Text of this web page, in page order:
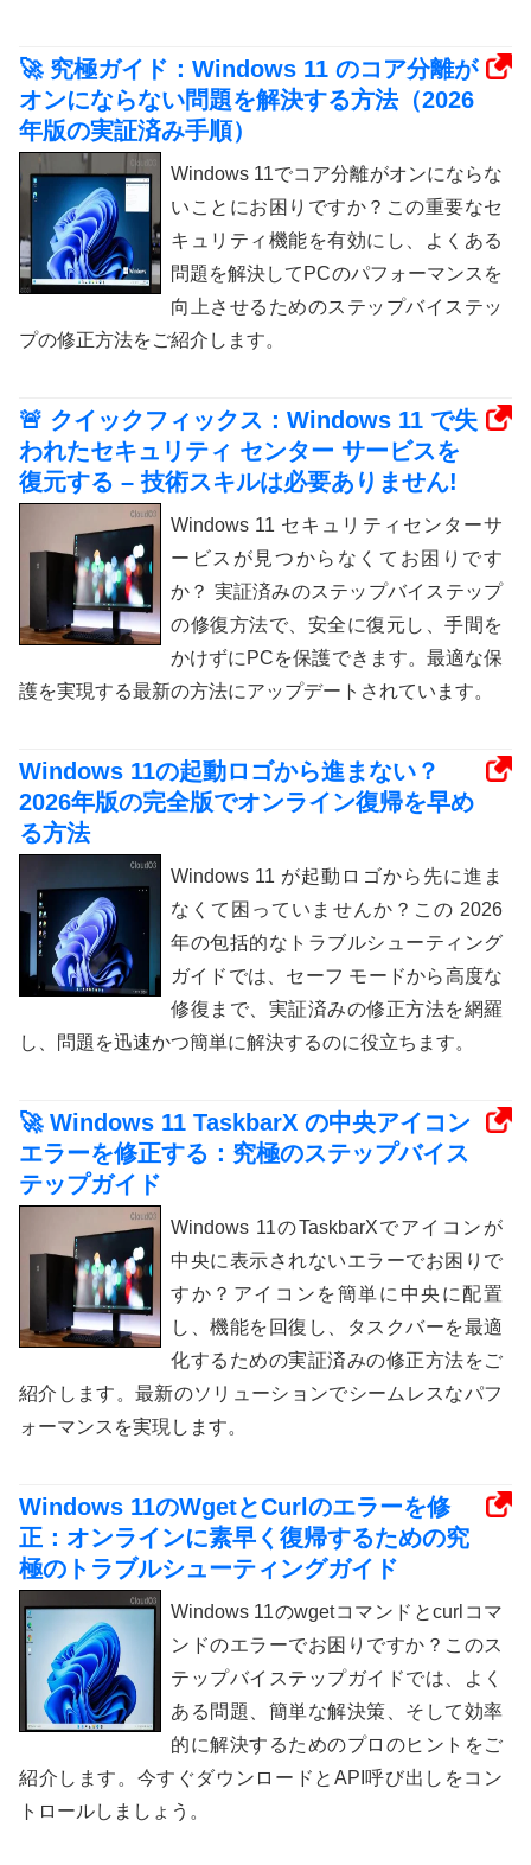
🚀 究極ガイド：Windows 11 のコア分離が
オンにならない問題を解決する方法（2026
年版の実証済み手順）
Windows 11でコア分離がオンにならな
いことにお困りですか？この重要なセ
キュリティ機能を有効にし、よくある
問題を解決してPCのパフォーマンスを
向上させるためのステップバイステッ
プの修正方法をご紹介します。
🚨 クイックフィックス：Windows 11 で失
われたセキュリティ センター サービスを
復元する – 技術スキルは必要ありません!
Windows 11 セキュリティセンターサ
ービスが見つからなくてお困りです
か？ 実証済みのステップバイステップ
の修復方法で、安全に復元し、手間を
かけずにPCを保護できます。最適な保
護を実現する最新の方法にアップデートされています。
Windows 11の起動ロゴから進まない？
2026年版の完全版でオンライン復帰を早め
る方法
Windows 11 が起動ロゴから先に進ま
なくて困っていませんか？この 2026
年の包括的なトラブルシューティング
ガイドでは、セーフ モードから高度な
修復まで、実証済みの修正方法を網羅
し、問題を迅速かつ簡単に解決するのに役立ちます。
🚀 Windows 11 TaskbarX の中央アイコン
エラーを修正する：究極のステップバイス
テップガイド
Windows 11のTaskbarXでアイコンが
中央に表示されないエラーでお困りで
すか？アイコンを簡単に中央に配置
し、機能を回復し、タスクバーを最適
化するための実証済みの修正方法をご
紹介します。最新のソリューションでシームレスなパフ
ォーマンスを実現します。
Windows 11のWgetとCurlのエラーを修
正：オンラインに素早く復帰するための究
極のトラブルシューティングガイド
Windows 11のwgetコマンドとcurlコマ
ンドのエラーでお困りですか？このス
テップバイステップガイドでは、よく
ある問題、簡単な解決策、そして効率
的に解決するためのプロのヒントをご
紹介します。今すぐダウンロードとAPI呼び出しをコン
トロールしましょう。